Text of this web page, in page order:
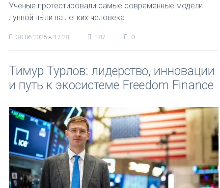
Ученые протестировали самые современные модели
лунной пыли на легких человека
30.06.2025 в 17:28 187 0
Тимур Турлов: лидерство, инновации
и путь к экосистеме Freedom Finance